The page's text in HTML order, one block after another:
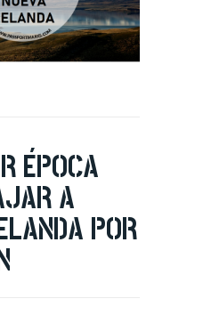
ÉPOCA
A
POR